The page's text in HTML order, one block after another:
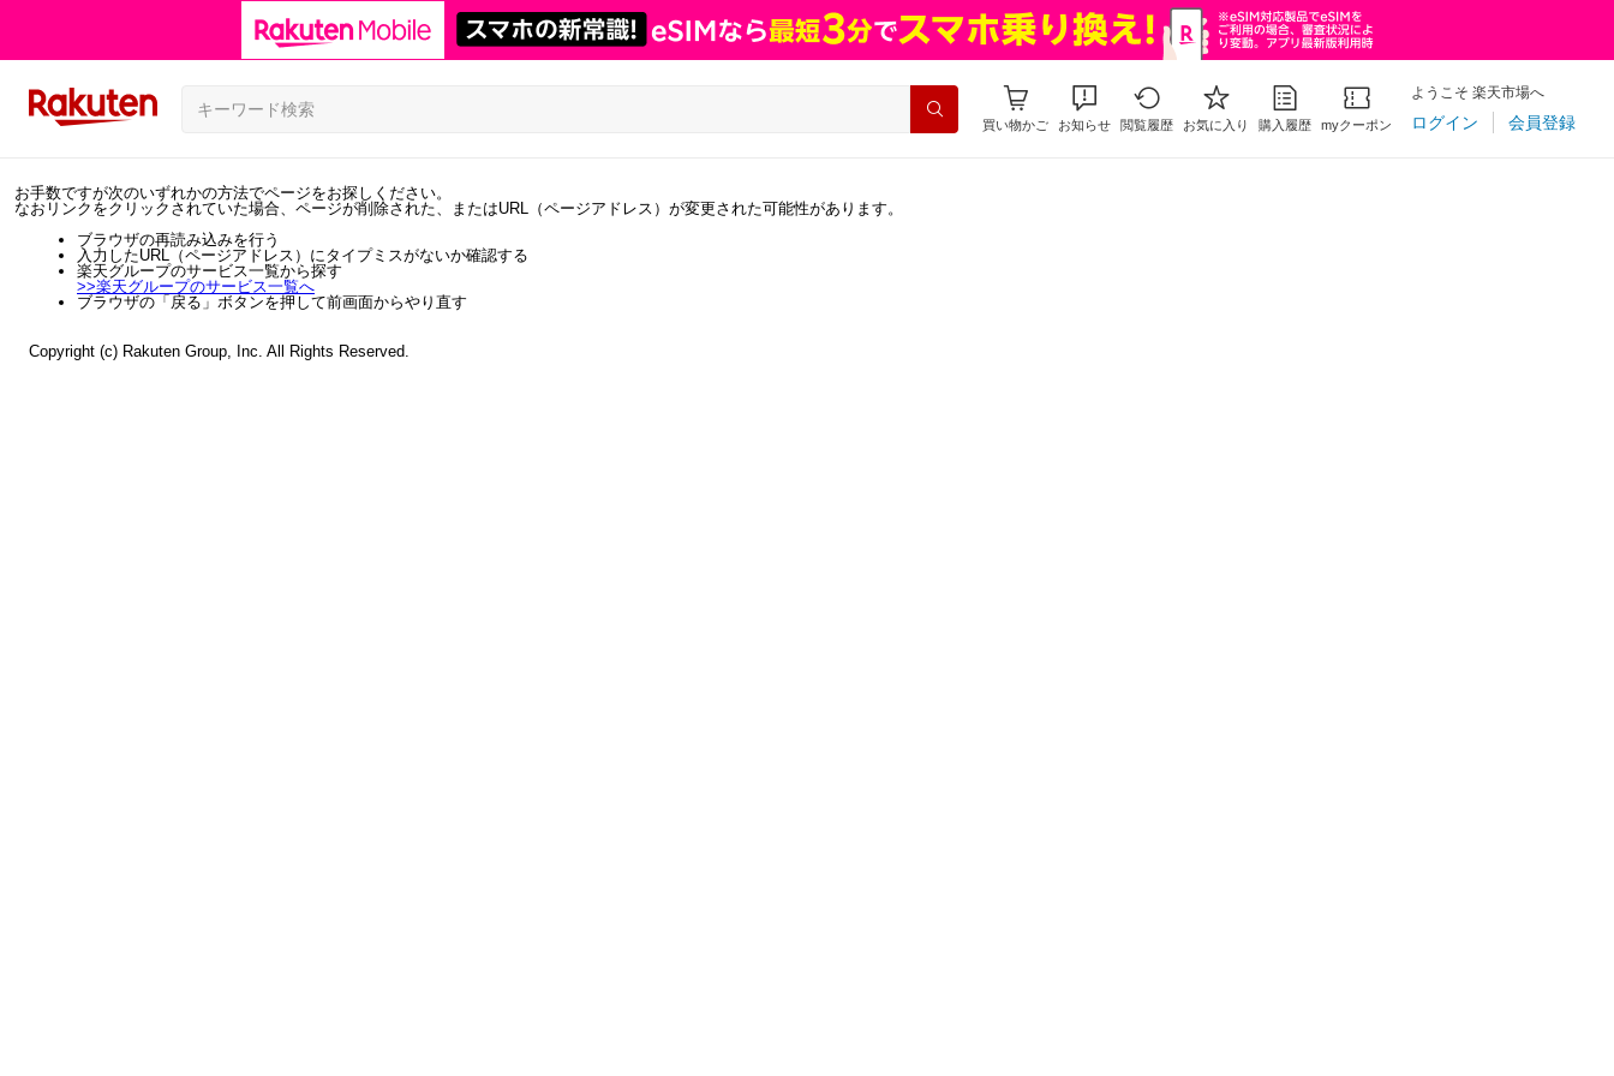
買い物かご お知らせ 閲覧履歴 お気に入り 購入履歴 myクーポン
ようこそ 楽天市場へ
ログイン 会員登録
お手数ですが次のいずれかの方法でページをお探しください。
なおリンクをクリックされていた場合、ページが削除された、またはURL（ページアドレス）が変更された可能性があります。
ブラウザの再読み込みを行う
入力したURL（ページアドレス）にタイプミスがないか確認する
楽天グループのサービス一覧から探す
>>楽天グループのサービス一覧へ
ブラウザの「戻る」ボタンを押して前画面からやり直す
Copyright (c) Rakuten Group, Inc. All Rights Reserved.